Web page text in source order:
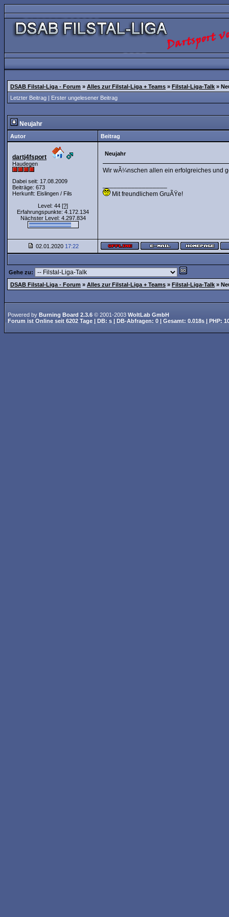
DSAB Filstal-Liga - Forum » Alles zur Filstal-Liga + Teams » Filstal-Liga-Talk »
Letzter Beitrag | Erster ungelesener Beitrag
Neujahr
Autor Beitrag
dartj4fsport
Haudegen
Dabei seit: 17.08.2009
Beiträge: 673
Herkunft: Eislingen / Fils
Level: 44 [?]
Erfahrungspunkte: 4.172.134
Nächster Level: 4.297.834
Neujahr
Wir wÃ¼nschen allen ein erfolgreiches und
Mit freundlichem GruÃŸe!
02.01.2020 17:22
Gehe zu:
DSAB Filstal-Liga - Forum » Alles zur Filstal-Liga + Teams » Filstal-Liga-Talk »
Powered by Burning Board 2.3.6 © 2001-2003 WoltLab GmbH
Forum ist Online seit 6202 Tage | DB: s | DB-Abfragen: 0 | Gesamt: 0.018s | PHP: